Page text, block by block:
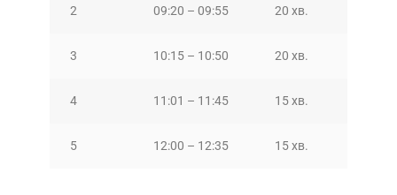
2 09:20 – 09:55 20 хв.
3 10:15 – 10:50 20 хв.
4 11:01 – 11:45 15 хв.
5 12:00 – 12:35 15 хв.